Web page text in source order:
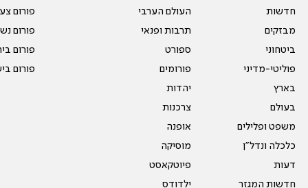
חדשות
מבזקים
ביטחוני
פוליטי-מדיני
בארץ
בעולם
משפט ופלילים
כלכלה ונדל"ן
דעות
חדשות המגזר
העולם הערבי
תרבות ופנאי
ספורט
פורומים
יהדות
צרכנות
אופנה
מוסיקה
פיוטקאסט
ילדודס
פורום
פורום
פורום
פורום